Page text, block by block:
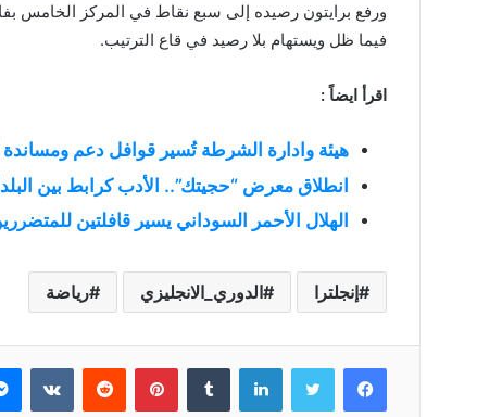
ورفع برايتون رصيده إلى سبع نقاط في المركز الخامس
فيما ظل ويستهام بلا رصيد في قاع الترتيب.
اقرأ ايضاً :
هيئة وادارة الشرطة تُسير قوافل دعم ومساندة
انطلاق معرض “حجيتك”.. الأدب كرابط بين
الهلال الأحمر السوداني يسير قافلتين
إنجلترا الدوري_الانجليزي رياضة
فيسبوك تويتر لينكدإن بينتيريست